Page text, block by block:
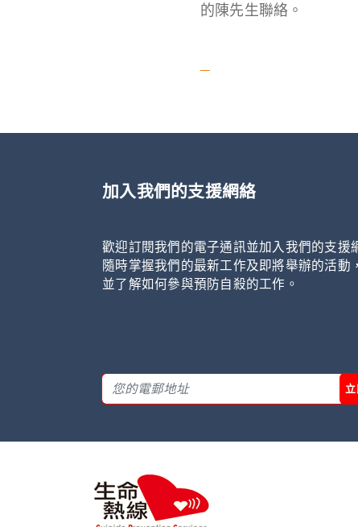
的陳先生聯絡。
加入我們的支援網絡
歡迎訂閱我們的電子通訊並加入我們的支援
隨時掌握我們的最新工作及即將舉辦的活動，
並了解如何參與預防自殺的工作。